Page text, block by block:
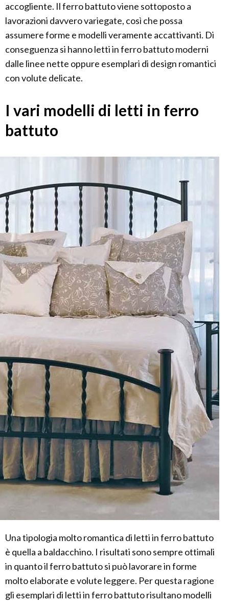
accogliente. Il ferro battuto viene sottoposto a
lavorazioni davvero variegate, così che possa
assumere forme e modelli veramente accattivanti. Di
conseguenza si hanno letti in ferro battuto moderni
dalle linee nette oppure esemplari di design romantici
con volute delicate.
I vari modelli di letti in ferro
battuto
Una tipologia molto romantica di letti in ferro battuto
è quella a baldacchino. I risultati sono sempre ottimali
in quanto il ferro battuto si può lavorare in forme
molto elaborate e volute leggere. Per questa ragione
gli esemplari di letti in ferro battuto risultano modelli